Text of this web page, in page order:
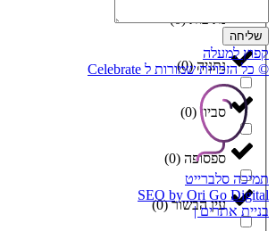
נתיבות(
0
)
נתניה(
0
)
סביון(
0
)
ספסופה (
0
)
עין הבשור(
0
)
שליחה
קפוץ למעלה
© כל הזכויות שמורות ל Celebrate
תמיכה סלברייט
SEO by Ori Go Digital
בניית אתרים |